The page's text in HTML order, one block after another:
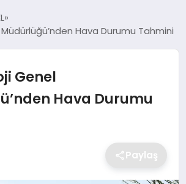
Hava Durumu Tahmini
Genel
Hava Durumu
Paylaş